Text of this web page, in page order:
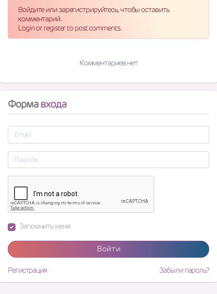
Войдите или зарегистрируйтесь, чтобы оставить
комментарий.
Login or register to post comments.
Комментариев нет
Формавхода
Запомнить меня
Войти
Регистрация Забыли пароль?